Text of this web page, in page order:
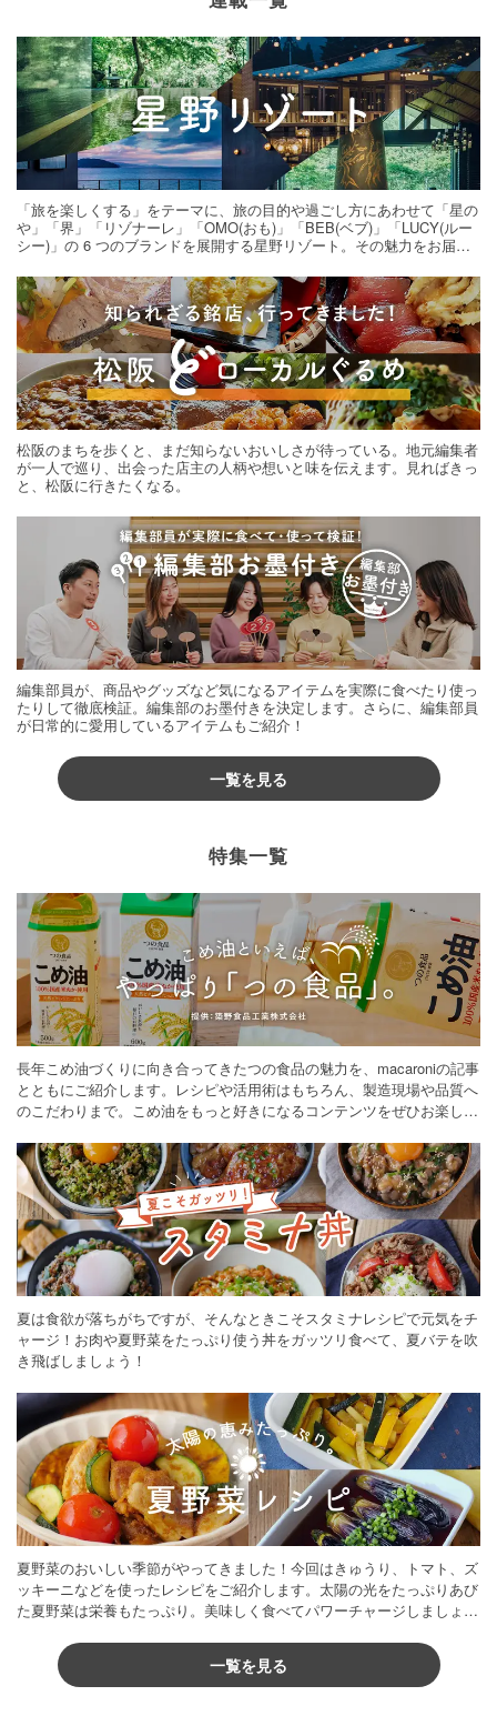
「旅を楽しくする」をテーマに、旅の目的や過ごし方にあわせて「星の
や」「界」「リゾナーレ」「OMO(おも)」「BEB(ベブ)」「LUCY(ルー
シー)」の 6 つのブランドを展開する星野リゾート。その魅力をお届け
松阪のまちを歩くと、まだ知らないおいしさが待っている。地元編集者
が一人で巡り、出会った店主の人柄や想いと味を伝えます。見ればきっ
と、松阪に行きたくなる。
編集部員が、商品やグッズなど気になるアイテムを実際に食べたり使っ
たりして徹底検証。編集部のお墨付きを決定します。さらに、編集部員
が日常的に愛用しているアイテムもご紹介！
一覧を見る
特集一覧
長年こめ油づくりに向き合ってきたつの食品の魅力を、macaroniの記事
とともにご紹介します。レシピや活用術はもちろん、製造現場や品質へ
のこだわりまで。こめ油をもっと好きになるコンテンツをぜひお楽しみ
夏は食欲が落ちがちですが、そんなときこそスタミナレシピで元気をチ
ャージ！お肉や夏野菜をたっぷり使う丼をガッツリ食べて、夏バテを吹
き飛ばしましょう！
夏野菜のおいしい季節がやってきました！今回はきゅうり、トマト、ズ
ッキーニなどを使ったレシピをご紹介します。太陽の光をたっぷりあび
た夏野菜は栄養もたっぷり。美味しく食べてパワーチャージしましょう
一覧を見る